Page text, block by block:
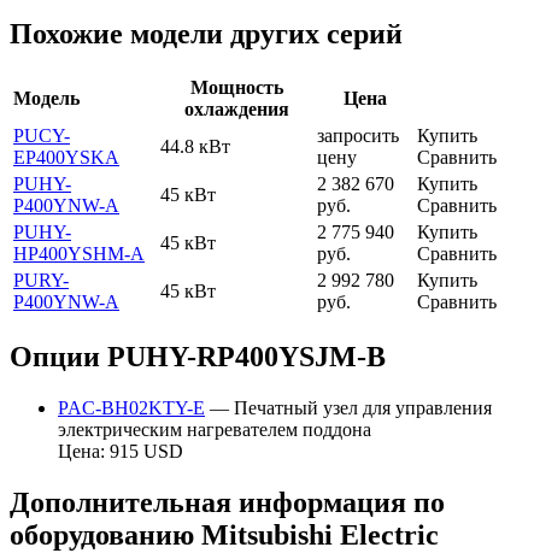
Похожие модели других серий
Модель
Мощность
охлаждения
Цена
PUCY-
EP400YSKA
44.8 кВт
запросить
цену
Купить
Сравнить
PUHY-
P400YNW-A
45 кВт
2 382 670
руб.
Купить
Сравнить
PUHY-
HP400YSHM-A
45 кВт
2 775 940
руб.
Купить
Сравнить
PURY-
P400YNW-A
45 кВт
2 992 780
руб.
Купить
Сравнить
Опции PUHY-RP400YSJM-B
PAC-BH02KTY-E — Печатный узел для управления
электрическим нагревателем поддона
Цена: 915 USD
Дополнительная информация по
оборудованию Mitsubishi Electric